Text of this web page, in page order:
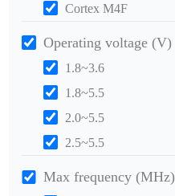
Cortex M4F
Operating voltage (V)
1.8~3.6
1.8~5.5
2.0~5.5
2.5~5.5
Max frequency (MHz)